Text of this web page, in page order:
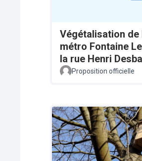
Végétalisation de
métro Fontaine
la rue Henri
Proposition officielle